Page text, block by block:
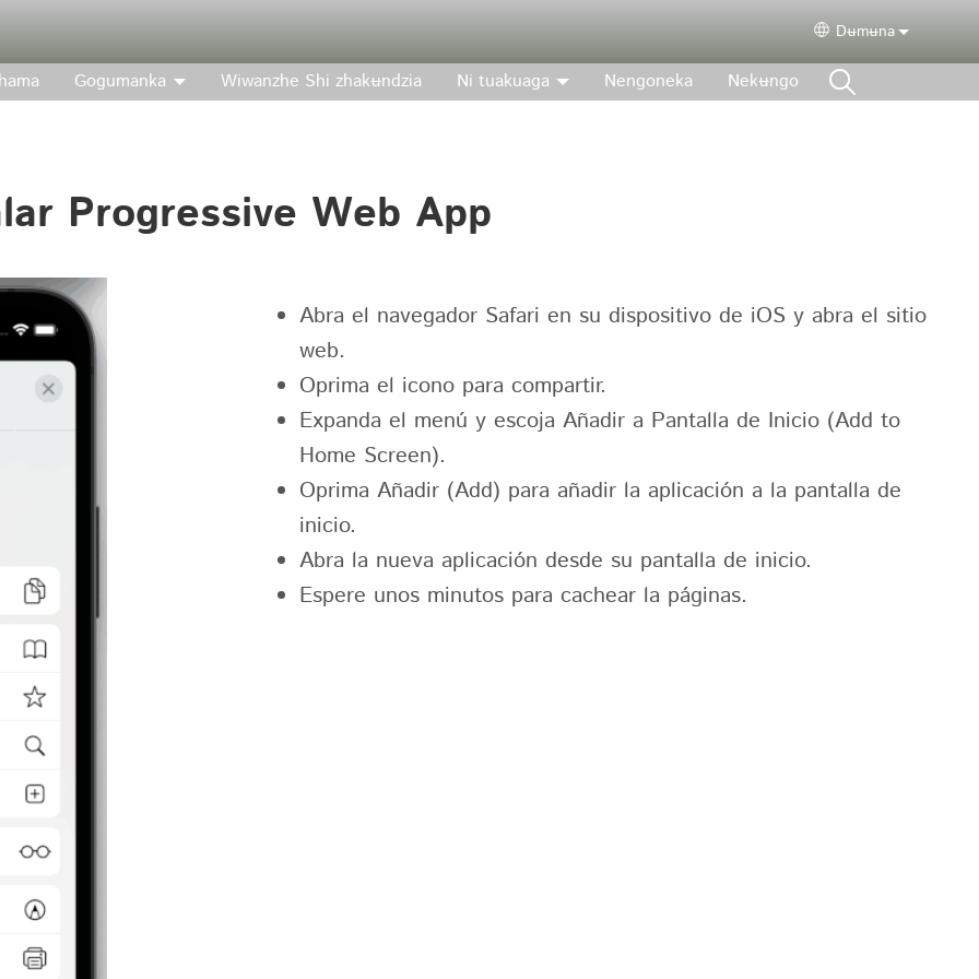
Select your
Dʉmʉna
Gogumanka Wiwanzhe Shi zhakʉndzia Ni tuakuaga Nengoneka Nekʉngo
Progressive Web App
Abra el navegador Safari en su dispositivo de iOS y abra el sitio
web.
Oprima el icono para compartir.
Expanda el menú y escoja Añadir a Pantalla de Inicio (Add to
Home Screen).
Oprima Añadir (Add) para añadir la aplicación a la pantalla de
inicio.
Abra la nueva aplicación desde su pantalla de inicio.
Espere unos minutos para cachear la páginas.